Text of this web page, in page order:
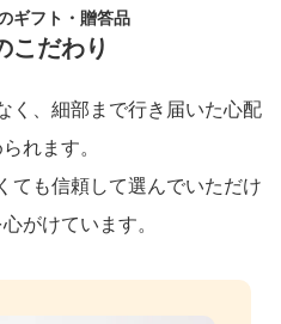
ギフト・贈答品
こだわり
く、細部まで行き届いた心配
れます。
ても信頼して選んでいただけ
がけています。